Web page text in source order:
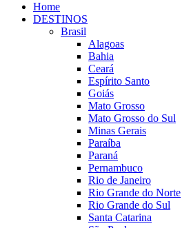
Home
DESTINOS
Brasil
Alagoas
Bahia
Ceará
Espírito Santo
Goiás
Mato Grosso
Mato Grosso do Sul
Minas Gerais
Paraíba
Paraná
Pernambuco
Rio de Janeiro
Rio Grande do Norte
Rio Grande do Sul
Santa Catarina